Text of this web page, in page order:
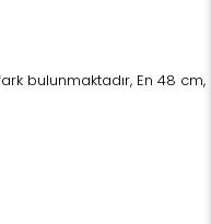
bulunmaktadır, En 48 cm,